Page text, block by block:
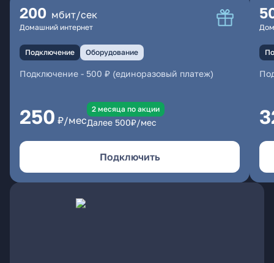
200 мбит/сек
Домашний интернет
Подключение Оборудование
Подключение - 500 ₽ (единоразовый платеж)
250 ₽/мес
2 месяцa по акции
Далее 500₽/мес
Подключить